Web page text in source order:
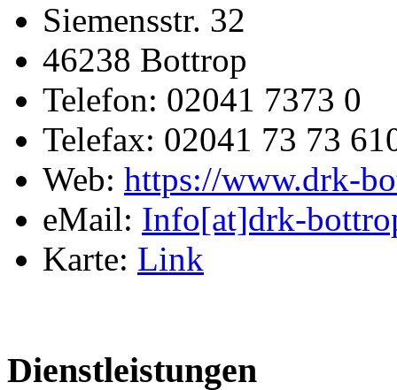
Siemensstr. 32
46238 Bottrop
Telefon: 02041 7373 0
Telefax: 02041 73 73
Web: https://www.drk-
eMail: Info[at]drk-
Karte: Link
Dienstleistungen